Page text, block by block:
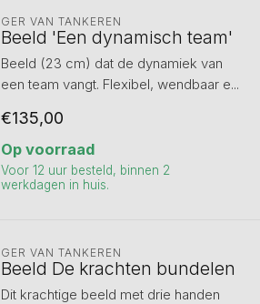
GER VAN TANKEREN
Beeld 'Een dynamisch team'
Beeld (23 cm) dat de dynamiek van
een team vangt. Flexibel, wendbaar e...
€135,00
Op voorraad
Voor 12 uur besteld, binnen 2
werkdagen in huis.
GER VAN TANKEREN
Beeld De krachten bundelen
Dit krachtige beeld met drie handen